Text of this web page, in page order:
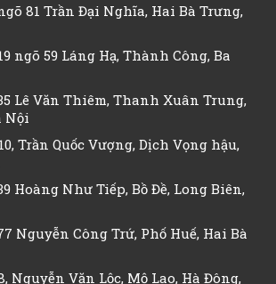
81 Trần Đại Nghĩa, Hai Bà Trưng,
ngõ 59 Láng Hạ, Thành Công, Ba
Lê Văn Thiêm, Thanh Xuân Trung,
Nội
Trần Quốc Vượng, Dịch Vọng hậu,
Hoàng Như Tiếp, Bồ Đề, Long Biên,
Nguyễn Công Trứ, Phố Huế, Hai Bà
Nguyễn Văn Lộc, Mộ Lao, Hà Đông,